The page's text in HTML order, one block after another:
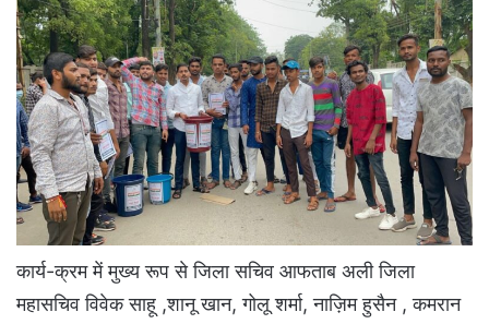
कार्य-क्रम में मुख्य रूप से जिला सचिव आफताब अली जिला
महासचिव विवेक साहू ,शानू खान, गोलू शर्मा, नाज़िम हुसैन , कमरान